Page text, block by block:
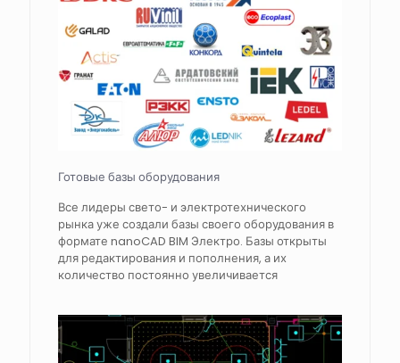
Готовые базы оборудования
Все лидеры свето- и электротехнического
рынка уже создали базы своего оборудования в
формате nanoCAD BIM Электро. Базы открыты
для редактирования и пополнения, а их
количество постоянно увеличивается